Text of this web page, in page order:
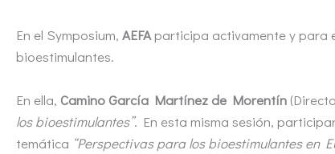
En el Symposium, AEFAparticipa activamente y para
bioestimulantes.
En ella, Camino García Martínez de Morentín
los bioestimulantes”. En esta misma sesión,
temática “Perspectivas para los bioestimulantes en